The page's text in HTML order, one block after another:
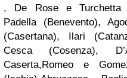
, De Rose e Turchetta
Padella (Benevento),
(Casertana), Ilari
Cesca (Cosenza),
Caserta,Romeo e